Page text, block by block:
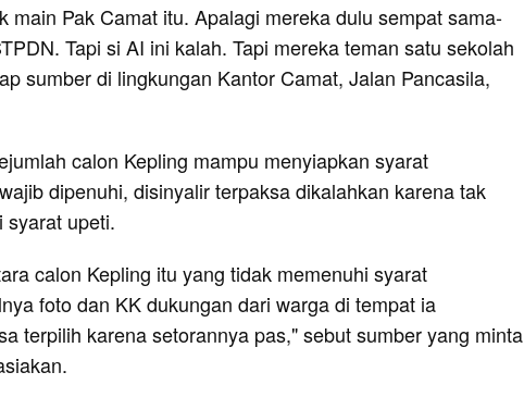
main Pak Camat itu. Apalagi mereka dulu sempat sama-
Tapi si AI ini kalah. Tapi mereka teman satu sekolah
sumber di lingkungan Kantor Camat, Jalan Pancasila,
calon Kepling mampu menyiapkan syarat
dipenuhi, disinyalir terpaksa dikalahkan karena tak
syarat upeti.
calon Kepling itu yang tidak memenuhi syarat
foto dan KK dukungan dari warga di tempat ia
terpilih karena setorannya pas," sebut sumber yang minta